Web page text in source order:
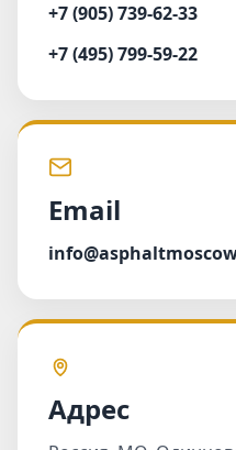
+7 (905) 739-62-33
+7 (495) 799-59-22
Email
Адрес